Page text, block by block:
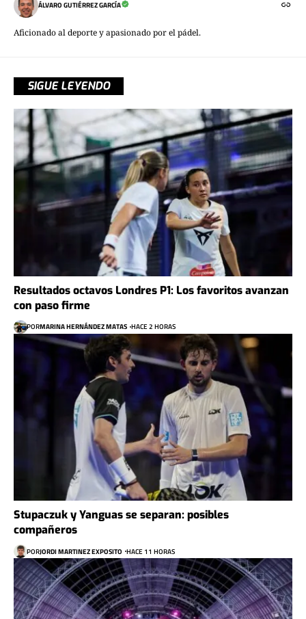
ÁLVARO GUTIÉRREZ GARCÍA
Aficionado al deporte y apasionado por el pádel.
SIGUE LEYENDO
Resultados octavos Londres P1: Los favoritos avanzan
con paso firme
PORMARINA HERNÁNDEZ MATAS HACE 2 HORAS
Stupaczuk y Yanguas se separan: posibles
compañeros
PORJORDI MARTINEZ EXPOSITO HACE 11 HORAS